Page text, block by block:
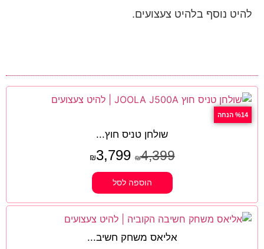
להיט נוסף בלהיט צעצועים.
%14 הנחה
שולחן טניס חוץ...
₪4,399
₪3,799
הוספה לסל
אליאס משחק חשיב...